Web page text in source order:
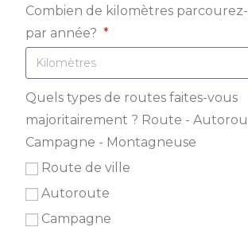
Combien de kilomètres
par année?
Quels types de routes faites-vous
majoritairement ? Route -
Campagne - Montagneuse
Route de ville
Autoroute
Campagne